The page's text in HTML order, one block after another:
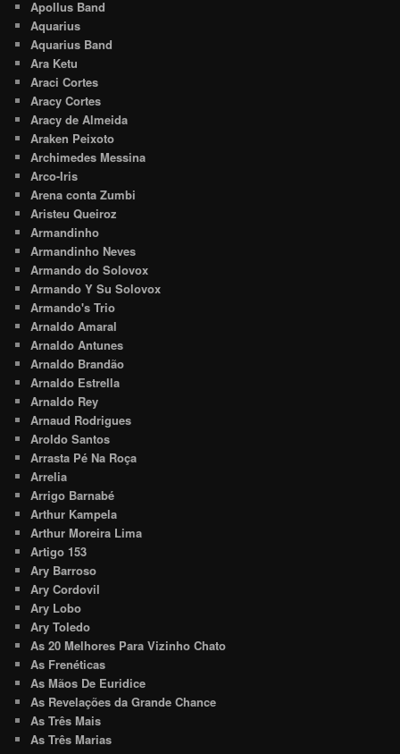
Apollus Band
Aquarius
Aquarius Band
Ara Ketu
Araci Cortes
Aracy Cortes
Aracy de Almeida
Araken Peixoto
Archimedes Messina
Arco-Iris
Arena conta Zumbi
Aristeu Queiroz
Armandinho
Armandinho Neves
Armando do Solovox
Armando Y Su Solovox
Armando's Trio
Arnaldo Amaral
Arnaldo Antunes
Arnaldo Brandão
Arnaldo Estrella
Arnaldo Rey
Arnaud Rodrigues
Aroldo Santos
Arrasta Pé Na Roça
Arrelia
Arrigo Barnabé
Arthur Kampela
Arthur Moreira Lima
Artigo 153
Ary Barroso
Ary Cordovil
Ary Lobo
Ary Toledo
As 20 Melhores Para Vizinho Chato
As Frenéticas
As Mãos De Euridice
As Revelações da Grande Chance
As Três Mais
As Três Marias